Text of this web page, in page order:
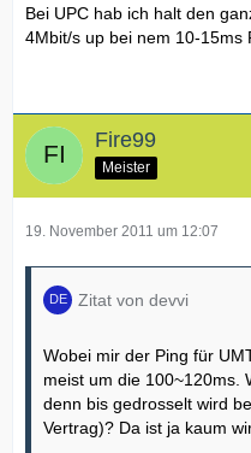
Bei UPC hab ich halt den
4Mbit/s up bei nem 10-15ms
Fire99
Meister
19. November 2011 um 12:07
Zitat von devvi
Wobei mir der Ping für
meist um die 100~120ms.
denn bis gedrosselt wird
Vertrag)? Da ist ja kaum